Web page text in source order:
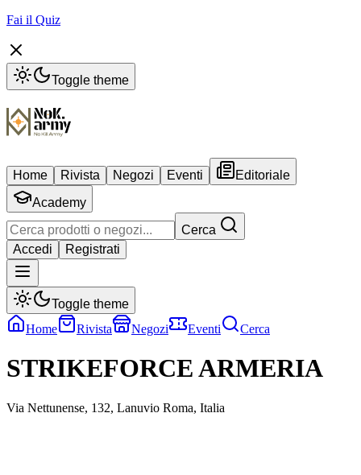
Fai il Quiz
Toggle theme
Home Rivista Negozi Eventi
Editoriale
Academy
Cerca
Accedi
Registrati
Toggle theme
Home
Rivista Negozi Eventi Cerca
STRIKEFORCE ARMERIA
Via Nettunense, 132, Lanuvio Roma, Italia